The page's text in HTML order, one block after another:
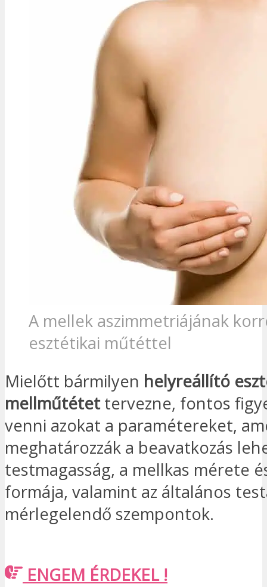
A mellek aszimmetriájának
esztétikai műtéttel
Mielőtt bármilyen helyreállító
mellműtétettervezne, fontos
venni azokat a paramétereket,
meghatározzák a beavatkozás
testmagasság, a mellkas mérete
formája, valamint az általános
mérlegelendő szempontok.
ENGEM ÉRDEKEL !